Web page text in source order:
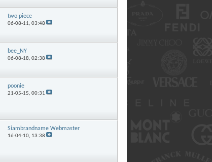
two piece
06-08-11, 03:48
bee_NY
06-08-18, 02:38
poonie
21-05-15, 00:31
Siambrandname Webmaster
16-04-10, 13:38